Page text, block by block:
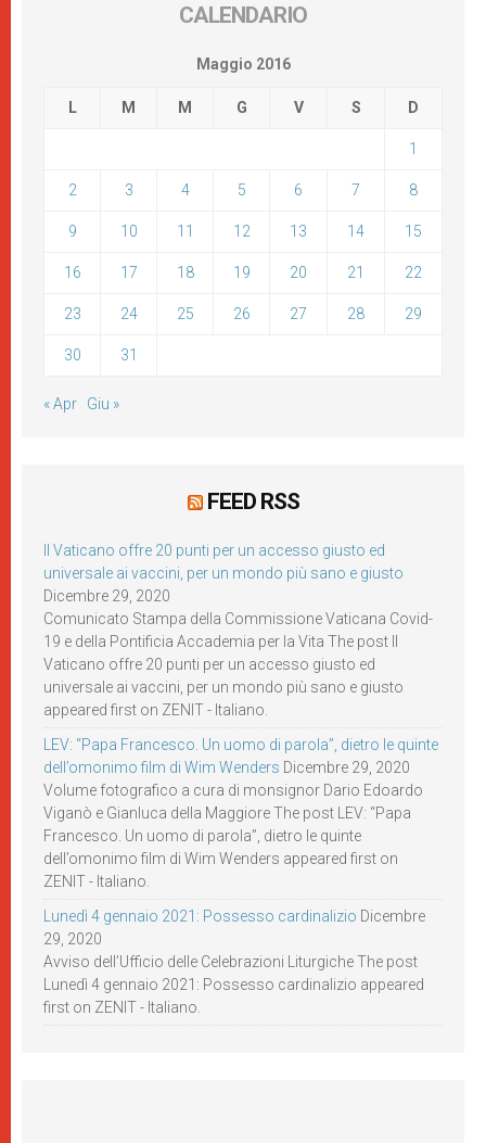
CALENDARIO
Maggio 2016
L M M G V S D
1
2 3 4 5 6 7 8
9 10 11 12 13 14 15
16 17 18 19 20 21 22
23 24 25 26 27 28 29
30 31
« Apr Giu »
FEED RSS
Il Vaticano offre 20 punti per un accesso giusto ed
universale ai vaccini, per un mondo più sano e giusto
Dicembre 29, 2020
Comunicato Stampa della Commissione Vaticana Covid-
19 e della Pontificia Accademia per la Vita The post Il
Vaticano offre 20 punti per un accesso giusto ed
universale ai vaccini, per un mondo più sano e giusto
appeared first on ZENIT - Italiano.
LEV: “Papa Francesco. Un uomo di parola”, dietro le quinte
dell’omonimo film di Wim Wenders Dicembre 29, 2020
Volume fotografico a cura di monsignor Dario Edoardo
Viganò e Gianluca della Maggiore The post LEV: “Papa
Francesco. Un uomo di parola”, dietro le quinte
dell’omonimo film di Wim Wenders appeared first on
ZENIT - Italiano.
Lunedì 4 gennaio 2021: Possesso cardinalizio Dicembre
29, 2020
Avviso dell’Ufficio delle Celebrazioni Liturgiche The post
Lunedì 4 gennaio 2021: Possesso cardinalizio appeared
first on ZENIT - Italiano.